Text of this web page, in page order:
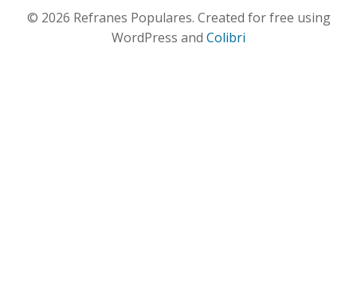
© 2026 Refranes Populares. Created for free using
WordPress and Colibri